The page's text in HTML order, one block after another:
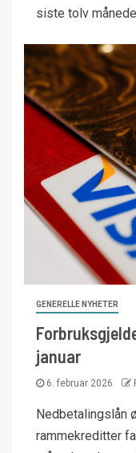
siste tolv
GENERELLE NYHETER
januar
6. februar 2026
Nedbetalingslån
rammekreditter